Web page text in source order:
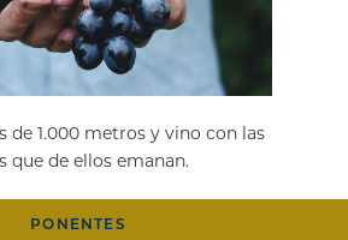
de 1.000 metros y vino con las
que de ellos emanan.
PONENTES